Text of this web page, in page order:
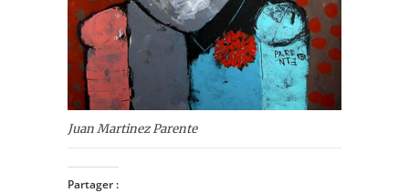
Juan Martinez Parente
Partager :